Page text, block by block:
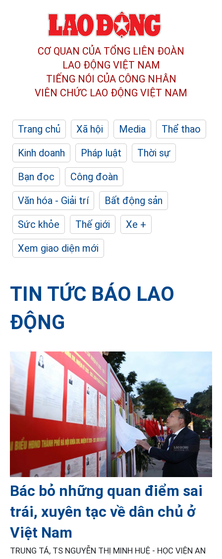
CƠ QUAN CỦA TỔNG LIÊN ĐOÀN
LAO ĐỘNG VIỆT NAM
TIẾNG NÓI CỦA CÔNG NHÂN
VIÊN CHỨC LAO ĐỘNG VIỆT NAM
Trang chủ Xã hội Media
Thể thao
Kinh doanh
Pháp luật
Thời sự
Bạn đọc
Công đoàn
Văn hóa - Giải trí
Bất động sản
Sức khỏe
Thế giới
Xe +
Xem giao diện mới
TIN TỨC BÁO LAO
ĐỘNG
Bác bỏ những quan điểm sai
trái, xuyên tạc về dân chủ ở
Việt Nam
TRUNG TÁ, TS NGUYỄN THỊ MINH HUỆ - HỌC VIỆN AN